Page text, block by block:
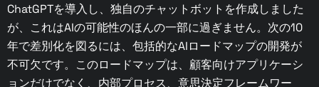
ChatGPTを導入し、独自のチャットボットを作成しました
が、これはAIの可能性のほんの一部に過ぎません。次の10
年で差別化を図るには、包括的なAIロードマップの開発が
不可欠です。このロードマップは、顧客向けアプリケーシ
ョンだけでなく、内部プロセス、意思決定フレームワー